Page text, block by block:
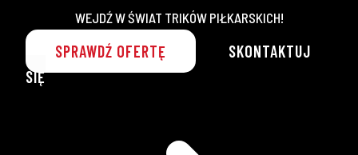
WEJDŹ W ŚWIAT TRIKÓW PIŁKARSKICH!
SPRAWDŹ OFERTĘ
SKONTAKTUJ
SIĘ